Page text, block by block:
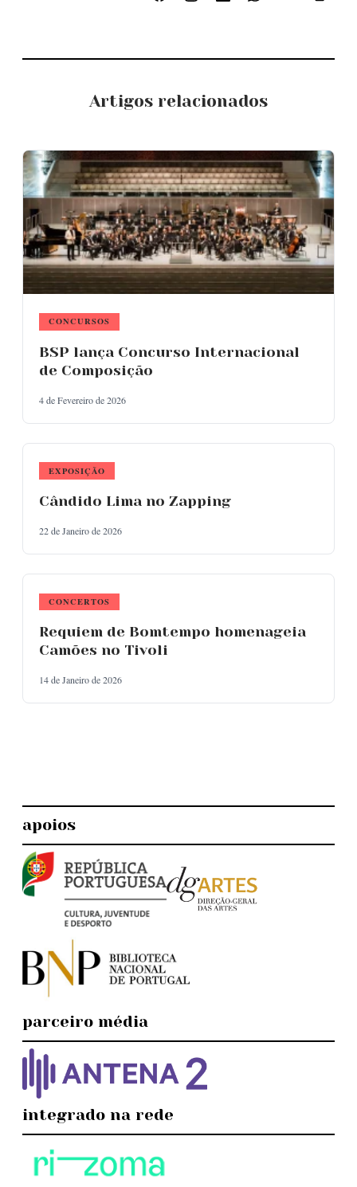
Artigos relacionados
CONCURSOS
BSP lança Concurso Internacional
de Composição
4 de Fevereiro de 2026
EXPOSIÇÃO
Cândido Lima no Zapping
22 de Janeiro de 2026
CONCERTOS
Requiem de Bomtempo homenageia
Camões no Tivoli
14 de Janeiro de 2026
apoios
parceiro média
integrado na rede